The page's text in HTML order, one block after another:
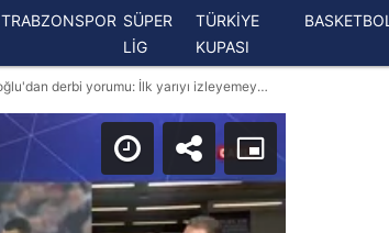
TRABZONSPOR SÜPER
LİG
TÜRKİYE
KUPASI
BASKETBOL
TRABZONSPOR - FENERBAHÇE HABERLERİ - Erman Toroğlu'dan derbi yorumu: İlk yarıyı izleyemeyenler...